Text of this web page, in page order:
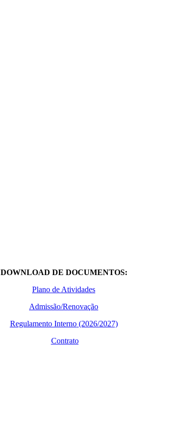
DOWNLOAD DE DOCUMENTOS:
Plano de Atividades
Admissão/Renovação
Regulamento Interno(2026/2027)
Contrato